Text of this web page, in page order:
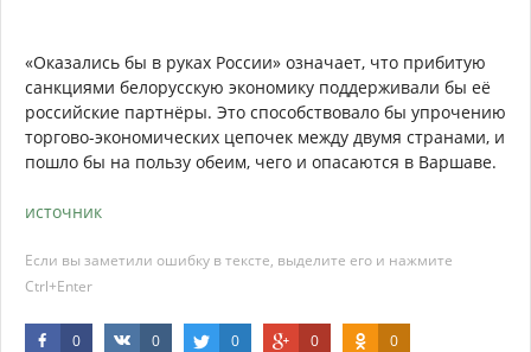
«Оказались бы в руках России» означает, что прибитую
санкциями белорусскую экономику поддерживали бы её
российские партнёры. Это способствовало бы упрочению
торгово-экономических цепочек между двумя странами, и
пошло бы на пользу обеим, чего и опасаются в Варшаве.
источник
Если вы заметили ошибку в тексте, выделите его и нажмите
Ctrl+Enter
0 0 0 0 0